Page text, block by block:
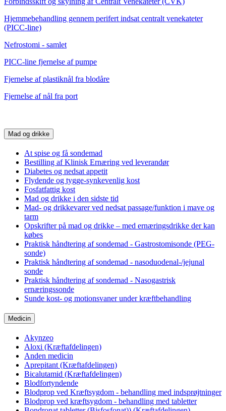
Hjemmebehandling gennem perifert indsat centralt venekateter
(PICC-line)
Nefrostomi - samlet
PICC-line fjernelse af pumpe
Fjernelse af plastiknål fra blodåre
Fjernelse af nål fra port
Mad og drikke
At spise og få sondemad
Bestilling af Klinisk Ernæring ved leverandør
Diabetes og nedsat appetit
Flydende og tygge-synkevenlig kost
Fosfatfattig kost
Mad og drikke i den sidste tid
Mad- og drikkevarer ved nedsat passage/funktion i mave og
tarm
Opskrifter på mad og drikke – med ernæringsdrikke der kan
købes
Praktisk håndtering af sondemad - Gastrostomisonde (PEG-
sonde)
Praktisk håndtering af sondemad - nasoduodenal-/jejunal
sonde
Praktisk håndtering af sondemad - Nasogastrisk
ernæringssonde
Sunde kost- og motionsvaner under kræftbehandling
Medicin
Akynzeo
Aloxi (Kræftafdelingen)
Anden medicin
Aprepitant (Kræftafdelingen)
Bicalutamid (Kræftafdelingen)
Blodfortyndende
Blodprop ved Kræftsygdom - behandling med indsprøjtninger
Blodprop ved kræftsygdom - behandling med tabletter